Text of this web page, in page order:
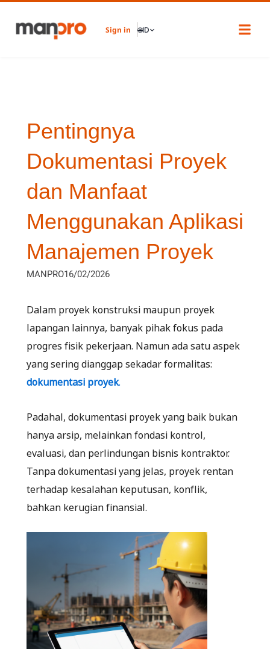
content
Sign in 🌐ID
Pentingnya
Dokumentasi Proyek
dan Manfaat
Menggunakan Aplikasi
Manajemen Proyek
MANPRO16/02/2026
Dalam proyek konstruksi maupun proyek
lapangan lainnya, banyak pihak fokus pada
progres fisik pekerjaan. Namun ada satu aspek
yang sering dianggap sekadar formalitas:
dokumentasi proyek.
Padahal, dokumentasi proyek yang baik bukan
hanya arsip, melainkan fondasi kontrol,
evaluasi, dan perlindungan bisnis kontraktor.
Tanpa dokumentasi yang jelas, proyek rentan
terhadap kesalahan keputusan, konflik,
bahkan kerugian finansial.